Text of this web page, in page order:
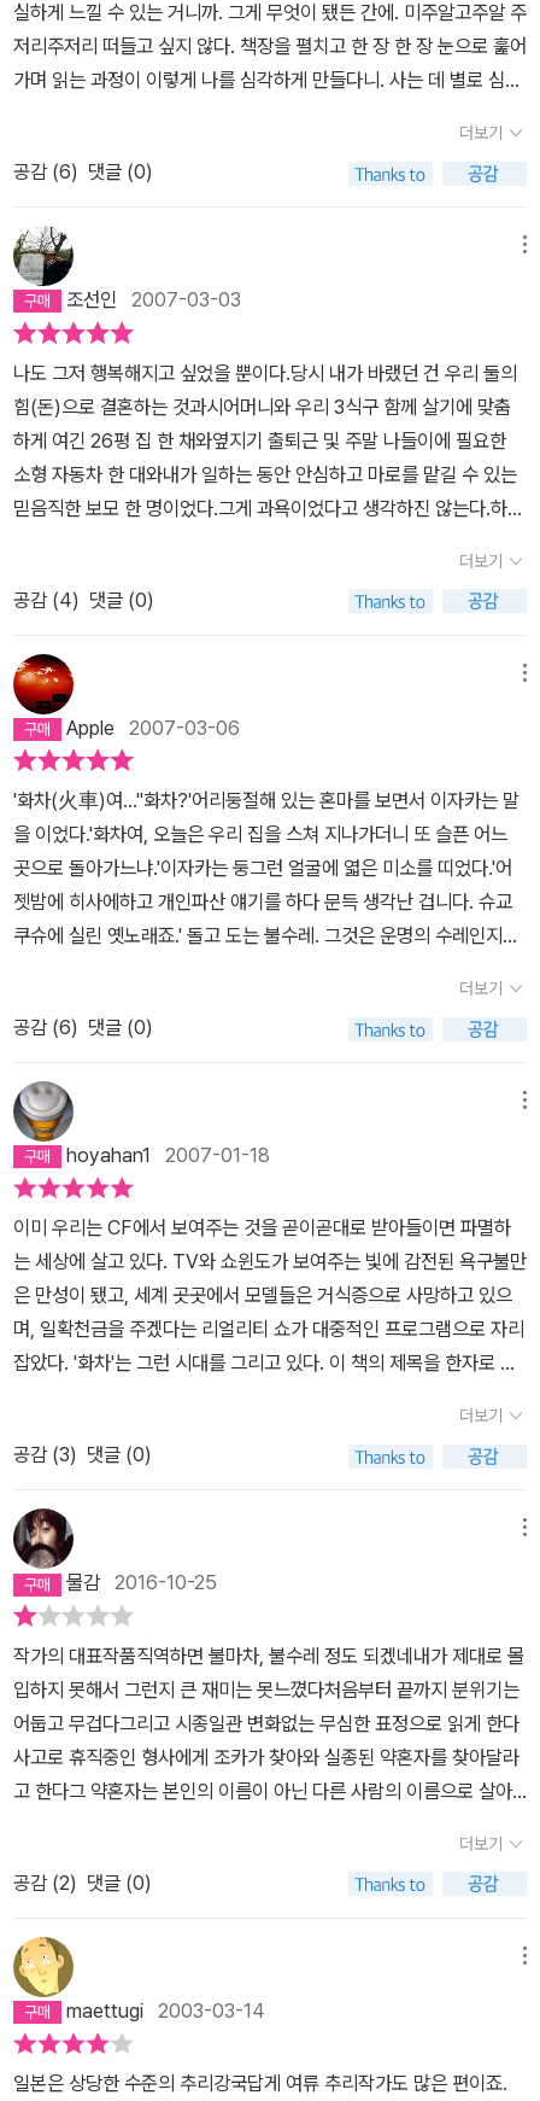
제일수록 흥미롭게 쓸 줄 알아야 한다고 생각합니다. 아무리 주제가
좋으면 머합니까? 재미가 없어서 아무도 안 읽으면 소용없잖습니
까...그런 면에서 무거운 주제도 흥미롭게 요리할 줄 아는 미야베 미유
은 사회속에서 망가져 가는 개개인들을 묘사한 이 소설은 동시대를
사는 우리 모두에게 깊은 울림을 줄 수 있는 책입니다. 이런 책이 이렇
게 사장되어 있다는 건 정말 비극입니다. 특히 카드 대란으로 인해 사
회가 아수라장이 되고, 범죄율이 급증한 우리 나라 독자들에게는 정
말 깊이 공감할 수 있는 작품입니다. 제 생각에 광고를 좀 더 빵빵하게
때리고 입소문만 잘 탔으면 100만부는문제없었으리라 봅니다. 이렇
게 소외되어 있을 책이 아닙니다. 추리 소설 매니아가 아니라 일반 독
자들도 읽어 보면 엄지 손가락을 치켜들 걸작입니다. 미래의 추리 소
설이 지향해야 할 모범이라고 표현한다면 지나친 과장인가요? 그만
큼 훌륭합니다....사랑하는 약혼자와의 결혼식을 준비하던 한 젊은 여
자가 왜 사라져야만 했을까요...그녀는 왜 타인의 '인삼'도 아니고 '인
주'도 아닌 '인생'을 훔쳐야만 했을까요...(이렇게 썰렁할 수가..-_-;;;)
그 이유가 밝혀지는 마지막 30페이지부터는 정말 가슴이 저릴듯히
애절합니다. 한 편의 추리 소설이 이렇게 재미있고, 이렇게 정서적 감
니요...언급한 모든 것을 제공해 주는 정말 대단한 책입니다. 이 사이
트에 들어오셔서 혹시 이 글을 읽을 기회가 되신 분들은 모두들 읽어
보시기 바랍니다. 그만한 가치를 발견할 수 있을 겁니다......P.S/ 읽
으신 분만....마지막 장면 그렇게 찾던 그녀를 발견한 타모츠는 과연
무슨 말을 먼저 꺼냈을까요???
청난 흥미를 갖게 해준다. 미야베 미유키 글의 매력이다.
이다. 심지어 죄를 짓고나서 저런 태도를 취하는 범죄자를 보면 분노
가 미친듯 상승하는 일도 비일비재하다.하지만 <사람이 나쁘냐 돈이
나쁘지!>라는 문장은 미묘하다. 돈 때문에 비굴해지는 게 사람이고
우쭐해지는 것도 사람이며 어떤 일도 할 수 있는 게 사람이 아니겠는
가. 그렇다고 해서 돈이 아쉬운 사람이 모두 범죄에 길로 빠지거나 추
를 저지르고 나서 '돈이 없어서 그랬어요...'라고 하면 동정심이 팍 이
는 것도 다 이런 맥락이다. 어디까지나 아이에게 먹일 분유를 훔치거
나 불법인 누드 사진을 찍는 등의 경범죄일 경우에나 가능한 일이지
만.자본주의 사회에서 돈은 모든 사람에게 중요한 가치라 세상의 거
의 대부분의 문제가 다 이놈한테서 일어난다고 해도 과언이 아니다.
정의니 사랑이니 자연이니 이런 아름다운 말도 돈의 유혹 앞에선 힘
을 잃고 만다. 내가 맹하기는해도 백치아다다처럼 돈을 경멸하는 사
람은 아니니 내숭을 부린다고 생각하지 마시라. 그저 돈의 힘은 어마
어마하게 크다는 말을 하고 싶었다. 뭐 돈 앞에서 무력함을 느꼈던 사
팬층이 두터운 미야베 미유키의 대표작 [화차]를 나는 지금 봤다. 원
체 추리소설을 무서워했는데 어느 순간부터 재밌게 찾아 보고 있다.
흔히 '사회파'라고 불리는 모양인데 추리 소설은 대부분 사회 문제를
다루고 있는 게 아닐까? 그런게 제일 무섭기도 하고... 특히 돈을 벌어
보니 돈 문제가 가장 무섭다는 생각이 든다. 단순히 돈이 없는 것도 무
섭지만 마이너스에, 돈 때문에 쫓겨서 원치 않는 일을 당하는 상황이
라면...? 몹시 끔찍하다.연예인의 개인 회생, 파산 뉴스를 듣고 곧 갚
았다는 얘기를 들으면 빚 갚는 게 별 거 아닌 것 같지만 보통 월급쟁이
나 자영업자의 이야기는 아주 다르다. 뭐 연예인들도 웃음으로 승화
시켜도 그게 아주 밝은 웃음이겠냐마는.주변에 개인 회생 받은 사람
얘기를 누누히 들었다. 심지어 내 제일 친한 친구가 악명높은 제3금
융권에서 근무해서 가끔 일 얘기를 듣기만해도 소름이 돋을 때도 있
이야기보다 반면교사가 더 효과적일 때도 많으니 소비가 주체가 안
되는 사람이 주변에 있다면 정말 이 소설을 먼저 읽게 해도 될 것 같
다.소설 [화차]의 제목인 '화차'의 뜻은 '생전에 악행을 한 망자를 태워
지옥으로 옮기는 불수레'라고 한다. 그리스 로마 신화에서 태양의 신
아폴론의 아들인 아스클레피오스가 아버지의 태양 마차를 몰다가 한
순간의 실수로 불에 타서 추락하고 마는데 한자로 풀어쓰니까 그 때
보다 더 무서운 느낌이 든다. 망자, 지옥, 불수레....불붙은 화차가 빠
르게 지나가면서 한순간에 그 주변을 다 화끈하게 만드는 뜨거운 온
기와 눈부신 밝음이 떠올라서 소름 끼친다. 정말 악행을 많이 한 사람
이 불수레를 타고 지옥에 간다고 생각하면 어떤 면에서 위로 비스무
리한 게 되기도 하지만.----------------------------------------
--------------------------------여기, 어떤 예쁜 여자가 있다. 한
눈에 봐도 기억에 남을 만한 참한 미인. 여자를 남들보다 멋진 외모로
낳아준 부모는 선량한 사람이었으나 그저 잘 살아보겠다는 생각으로
이었다. 변제 능력을 잃은 사람이 하는 일은 다 비슷하다. 빚은 빚을
낳고 그들은 언제는 뿔뿔히 흩어졌다, 뭉쳤다하며 채권자에게서 도망
을 다닌다. 돈을 받고 싶은 사람은 집요하다. (허긴 왜 안 그렇겠는
가.) 어디로 숨어도 찾아내고 또 찾아낸다. 학창 시절부터 이런 일을
겪은 여자는 그들을 피해다니다 나쁜 일을 당하기도 하고 가족들이
불행한 결말을 맞는다. 또한 이미 여자는 한 때 결혼까지 하여 한순간
의 행복을 맞보기도 했었다. 한번 행복한 생활을 경험했던 여자는 크
게 좌절하고 깨닫는다. 자신이 너무 불행하다는 사실을. 나는 계속 이
렇게 살 수 없어. 이대로는 안 돼. 하지만 여자는 이미 경험했다. 채권
서 아예 자신이 아닌 삶을 살겠다고 결심한다. 그래서 다른 이의 신분
을 손에 넣는다... 그리고...-------------------------------------
----------------------------------한 번 뿐인 인생을 신나고 즐겁
게 살고 싶지 않은 사람은 없다. 그것도 아름다운 외모로 태어나 남들
보다 더 유리한 상황이라면 더더욱 그렇겠지. 하지만 상대적 약자인
여자가 빚이라는 '흠'을 가지면 아름다운 외모는 더 큰 독으로 작용될
뿐이다. 교코는 자신의 행복을 추구한 나머지 다른 이의 삶을 간과했
다. 아마 그들의 신분을 넣고 나서 처리한 것을 볼 때, 몸의 안전성을
실하게 느낄 수 있는 거니까. 그게 무엇이 됐든 간에. 미주알고주알 주
저리주저리 떠들고 싶지 않다. 책장을 펼치고 한 장 한 장 눈으로 훑어
가며 읽는 과정이 이렇게 나를 심각하게 만들다니. 사는 데 별로 심각
민했고 마지막 책장을 덮는 순간 나는 정체를 알 수 없는 감정에 그저
흥건히 흠뻑 젖어 있었던 거 같다.사실감 느껴지는 이야기와 그 이야
기를 뒷받침해주고 있는 정확한 정보들이 있다. 사실과 허구를 교묘
하게 잘 썩는 재주가 있는 작가다. 아니, 그녀의 글은 픽션 같지가 않
다. 그냥 눈으로 보이는 사실을 서술한다고 해도 이렇게 세심하게 표
현하고 사실처럼 포장할 수 있는 능력은 흔히 볼 수 없다. 그래서 미야
베 미유키가 대단한 작가라고 느낄 수 있었을 테지. 그저 행복해지고
싶었던 한 여자와 그 여자의 신분으로 새로운 인생을 살고자 했던 또
다른 여자가 있다. 과연 불행한 이야기의 시작은 어디서부터였을까.
그렇게 할 수밖에 없었던 이유는 과연 무엇이었을까. 이유가 있다고
해도 용서받을 수 있는 걸까. 현실에서도 신용카드라는 작은 플라스
틱 조각 하나로 인해 엄청난 불우한 사건들이 일어났었던 일들은 불
과 몇 년전 뉴스를 통해 질리게 보았다. 화차는 허무맹랑하게 떠드는
그런 멀리 있는 얘기가 아니다. 가깝기에 너무나 가까운 거리에 놓여
이 나한테 일어나지 말라는 법은 없는 거 아닌가. 현대사회에서 신용
이라는 게 무엇인지. 어쩌면 그럴듯하게 포장하고 덮썩 물어 삼킬 사
람들을 찾고 다니는 듯한 이 사회라는 틀 속에서 한 개인으로서의 사
람이 얼마나 밑으로 떨어질 수 있는지 새삼 알 수 있었던 거 같다.이
시대를 살아가는 우리들에게 화차는 과연 어떤 의미로 남게 될까. 이
이야기를 읽고 난 후의 나의 감상이 고작 이런 끄적거림으로밖에 표
현하지 못하는 저주스런 문장력을 마음 깊숙히 저주한다. 그녀만이
들려줄 수 있는 이야기에 모두 눈을 맞추고 귀를 기울여보라고 권하
고 싶다. 절대 실망하지 않을 테니까 말이다. 절대로 말이다.
더보기
공감 (6) 댓글 (0)
조선인 2007-03-03
나도 그저 행복해지고 싶었을 뿐이다.당시 내가 바랬던 건 우리 둘의
힘(돈)으로 결혼하는 것과시어머니와 우리 3식구 함께 살기에 맞춤
하게 여긴 26평 집 한 채와옆지기 출퇴근 및 주말 나들이에 필요한
소형 자동차 한 대와내가 일하는 동안 안심하고 마로를 맡길 수 있는
믿음직한 보모 한 명이었다.그게 과욕이었다고 생각하진 않는다.하지
선수가 되어 있었고,난 그런 내가 무척 무섭게 여겨졌다.일단 결심한
뒤에도 실천은 더뎠다.이사를 하고 카드 빚을 갚고, 주택담보대출을
줄인 것으로 한동안 만족했던 것.그러다가 완전히 결단을 내린 건 지
난 12월이다.결심을 다지기 위해 <맞벌이의 함정>을 다시 읽었고,조
금 어색하게 여겨졌지만 처음으로 재테크에 관한 책 <재테크의 99%
는 실천이다>를 사읽었다.그리고 마침내 달랑 1개만 남기고 모든 신
용카드를 없앴으며,하나 남은 신용카드의 한도도 100만원으로 확 줄
여버렸다.마지막으로 모든 통장을 인터넷전용으로 바꾸고 현금카드
는 몽땅 직불카드로 바꾸었다.남들처럼 화려한 투자 재테크는 아니지
만 올해는 그나마 남아있는 담보대출을 갚는 재미로 살기로 했다.갑
자기 씀씀이를 줄이자니 1월은 조금 힘들었다.다시 카드한도를 늘이
고 싶은 유혹에 자꾸 흔들렸다.그런데 마침 네무코님이 추천해준 <화
차>.덕분에 무사히 1~2월을 넘기고 3월을 맞이한 지금, 통장을 보며
제법 흐뭇해하는 중이다.월급을 받으면 어떻게 나눠쓸까 예산 세우는
그리고 내게 거울이 필요한지, 혹은 다리가 필요한지 곰곰히 생각해
보리라.'...뱀이 왜 껍질을 벗으려는지 알고 계세요?...그거 생명을 걸
고 하는 거래요... 열심히 몇 번이고 허물을 벗는 동안 언젠가는 다리
가 나올 거라고 믿고 있기 때문이래요. 이번에야말로, 이번에야말로
하면서요...이 세상에는 다리는 필요하지만 허물을 벗는데 지쳐 버렸
거나, 아니면 게으름뱅이거나, 방법조차 모르는 뱀은 얼마든지 있다
고 봐요. 그런 뱀한테 다리가 있는 것처럼 비춰지는 거울을 팔아대는
똑똑한 뱀도 있는 거죠. 그리고 빚을 져서라도 그 거울을 갖고 싶어하
는 뱀도 있는 거구요.'
더보기
공감 (4) 댓글 (0)
Apple 2007-03-06
'화차(火車)여...''화차?'어리둥절해 있는 혼마를 보면서 이자카는 말
을 이었다.'화차여, 오늘은 우리 집을 스쳐 지나가더니 또 슬픈 어느
곳으로 돌아가느냐.'이자카는 둥그런 얼굴에 엷은 미소를 띠었다.'어
젯밤에 히사에하고 개인파산 얘기를 하다 문득 생각난 겁니다. 슈교
쿠슈에 실린 옛노래죠.' 돌고 도는 불수레. 그것은 운명의 수레인지도
다.그러나 그녀가 되려고 했던 여인은 그것을 알지 못하고 또 그 불수
레에 올라타버렸다.지금 어디에 있는가? 어둠 속 저 끝을 향해 혼마
는 물었다.그녀는 어디에 있는가? 그리고 대체 누구란 말인가?-p12
7 누구에게나 고민은 있고, 삶이란 누구에게나 어렵다.사람마다 살
아가면서 겪게되는 힘든 일중에는 참 여러가지가 있지만,그저 종이나
동전일뿐인 돈때문에 힘든 일이야 말로 가장 대중적인 고민중 하나가
아닐까.굳이 돈이 최고이고 돈이 모든 것이라 얘기할수는 없지만, 돈
으로 인해 사람이 많은 자유를 누리게 되는 것은 사실이다.돈이 있다
면, 떠나고 싶을 때 떠날수 있고, 사고 싶으면 살수 있다.생활비를 벌
지 않아도 된다면, 스트레스 받아가며 일할 필요도 없으니 직장을 그
만두고 싶으면 그만두면 된다.대부분의 평범한 사람들이 현실에서 갑
갑함을 느끼는 부분에서 돈은 많은 것을 해결해준다.돈이 많든, 적든
간에 돈은 이미 우리의 필요악이 되어버렸다.사람은 누구나 행복해지
고 싶어한다. 그리고 마음껏 누릴만한 돈이 없는 사람들은 그 행복의
람에게 날개를 달아주는 것들이 간혹 나타난다.현재 당신은 행복하지
않지만, 앞으로 당신에게 행복을 보여줄수 있다고 손짓하는 달콤한
유혹.그리고 그것을 손에 쥐는 순간, 욕심에 눈이 멀어 잊어버리고 마
는 것이다.세상에는 공짜가 없고, 댓가를 바라지 않는 친절같은 건 없
다는 사실을.공상속에서 꿈꾸던 것들이 더이상 꿈이 아니게 되었을
때, 사람은 댓가를 치루어야한다는 사실을.대표적인 예가 '신용카
드'이다. 나이가 어느 정도 먹은 사람이고 사회생활을 하는 사람이라
면,누구나 카드빚에서 허덕여본 친구 한둘쯤은 만나보았을 것이다.그
래. 이 책 <화차>에서 말하듯이, 그들이 빚지게 된 이유는 단 하나, 행
무리해서라도 맛있는 것을 먹으면 조금 더 행복해질 것이다.지금 당
장 지갑에서 돈이 빠져나가는 것이 아니니, 눈앞에 드러나지도 않는
다.그러니까 고민은 그때 가서 하자.스트레스 받은 나를 위해 내가 그
정도 무리한다고 해서 탈날 것 같지는 않다.나는 조금더 행복해지고
싶다.내게는 돈이 없지만, 저기 저 작은 플라스틱일 뿐인 신용카드는
내게 행복을 보여준다.그리고 후에 알게되는 것이다. 그것은 진짜 행
복이 아니라 행복의 허상이었다는 것을.그 허공의 행복은 후에 엄청
난 빚더미로 불어나, 평범하게 살던 시절의 자신이 상상도 할수 없었
더보기
공감 (6) 댓글 (0)
hoyahan1 2007-01-18
이미 우리는 CF에서 보여주는 것을 곧이곧대로 받아들이면 파멸하
는 세상에 살고 있다. TV와 쇼윈도가 보여주는 빛에 감전된 욕구불만
은 만성이 됐고, 세계 곳곳에서 모델들은 거식증으로 사망하고 있으
며, 일확천금을 주겠다는 리얼리티 쇼가 대중적인 프로그램으로 자리
잡았다. '화차'는 그런 시대를 그리고 있다. 이 책의 제목을 한자로 보
'요화' 그 자체이기 때문이다. 불수레건 꽃수레건 사람을 망치는 건 같
으며, 여기에 저항하지 못하는 어떤 사람들을 결코 이기지 못할 인력
으로 끌어당기기 때문이다.여기에 나오는 두 여자는 '지옥으로 가는
수레'에 몸을 실었다. 이들이 지옥으로 가는 수레에 몸을 싣기까지 많
은 일들이 있었고 많은 죄들을 저질렀지만, 가지를 다 쳐내고 남은 가
장 근본적인 죄는 돈을 잘못 썼다는 것이다. 자기 혹은 가족이. 현대
사회에서 돈을 잘못 썼다는 것 혹은 잘못 빌린다는 것은 사회적으로
버림받고 파멸로 치달을 수 있는 죄가 된다. 감옥에 가는 정도를 말하
는 것이 아니다. 영원히 무등록자로 방랑하거나 사채업자에 의해 험
한 꼴을 보기도 한다. '화차'에서는 그 중에서도 가장 극단적인 예가
나온다.세키네 쇼코와 신조 교코. 두 여자에게 일본은 평화로운 경제
대국이 아니라 맹수가 덮쳐도 아무도 도와주지 않는 정글, 온정이 존
재하지 않는 전시상태였다. 둘은 금융부채라는 같은 덫에 걸려 있었
지만 한 사람은 자신이 초래했고, 한 사람은 가족으로 인해 발이 묶였
었다. 굳이 관심이 있었다면 누가 희생자로 적합한가, 정도였을 것이
다. 은행, 카드회사, 사채로 이어지는 빚의 고리에서 빠져 나가려면 죽
을 정도의 노력에다 주위의 도움이 필요하다. 그것마저 불가능하다는
것을 알았을 때 택하는 것은 애초의 실수를 뛰어넘을 만한 극단적인
방법이 아닐 수 없다.'일회용 사람들'에서도 볼 수 있다시피 빚에 팔려
더보기
공감 (3) 댓글 (0)
물감2016-10-25
작가의 대표작품직역하면 불마차, 불수레 정도 되겠네내가 제대로 몰
입하지 못해서 그런지 큰 재미는 못느꼈다처음부터 끝까지 분위기는
어둡고 무겁다그리고 시종일관 변화없는 무심한 표정으로 읽게 한다
사고로 휴직중인 형사에게 조카가 찾아와 실종된 약혼자를 찾아달라
고 한다그 약혼자는 본인의 이름이 아닌 다른 사람의 이름으로 살아
그 사람이 되고 자신을 감추고 살아가는 것이다오늘날 신용카드의 정
보유출문제를 다루고 있는 책이다이제는 보이스피싱으로 더욱 개인
정보가 위험해진 것처럼 한 사람의 존재가 없어져 버릴만큼 정보란
중요한 것이다물론 우리나라에선 절대 있을수 없는 일이겠지만이 책
이 쓰여질 당시의 일본은 굉장히 위험했겠다 싶었다
더보기
공감 (2) 댓글 (0)
maettugi 2003-03-14
일본은 상당한 수준의 추리강국답게 여류 추리작가도 많은 편이죠.